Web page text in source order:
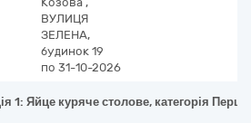
ВУЛИЦЯ
ЗЕЛЕНА,
будинок 19
по 31-10-2026
1: Яйце куряче столове, категорія